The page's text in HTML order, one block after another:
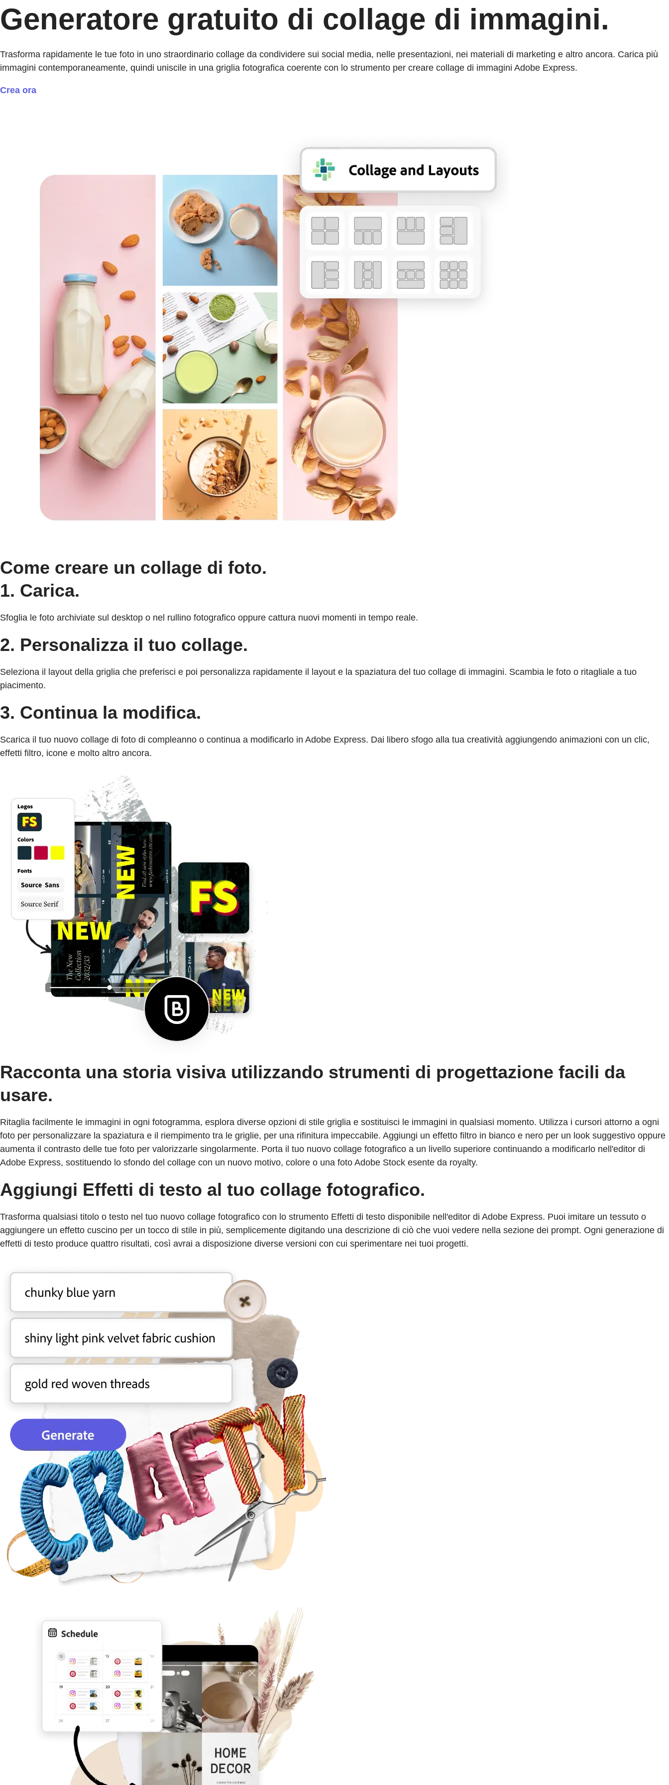
Generatore gratuito di collage di immagini.
Trasforma rapidamente le tue foto in uno straordinario collage da condividere sui social media, nelle presentazioni, nei materiali di marketing e altro ancora. Carica più
immagini contemporaneamente, quindi uniscile in una griglia fotografica coerente con lo strumento per creare collage di immagini Adobe Express.
Crea ora
Come creare un collage di foto.
1. Carica.
Sfoglia le foto archiviate sul desktop o nel rullino fotografico oppure cattura nuovi momenti in tempo reale.
2. Personalizza il tuo collage.
Seleziona il layout della griglia che preferisci e poi personalizza rapidamente il layout e la spaziatura del tuo collage di immagini. Scambia le foto o ritagliale a tuo
piacimento.
3. Continua la modifica.
Scarica il tuo nuovo collage di foto di compleanno o continua a modificarlo in Adobe Express. Dai libero sfogo alla tua creatività aggiungendo animazioni con un clic,
effetti filtro, icone e molto altro ancora.
Racconta una storia visiva utilizzando strumenti di progettazione facili da
usare.
Ritaglia facilmente le immagini in ogni fotogramma, esplora diverse opzioni di stile griglia e sostituisci le immagini in qualsiasi momento. Utilizza i cursori attorno a ogni
foto per personalizzare la spaziatura e il riempimento tra le griglie, per una rifinitura impeccabile. Aggiungi un effetto filtro in bianco e nero per un look suggestivo oppure
aumenta il contrasto delle tue foto per valorizzarle singolarmente. Porta il tuo nuovo collage fotografico a un livello superiore continuando a modificarlo nell'editor di
Adobe Express, sostituendo lo sfondo del collage con un nuovo motivo, colore o una foto Adobe Stock esente da royalty.
Aggiungi Effetti di testo al tuo collage fotografico.
Trasforma qualsiasi titolo o testo nel tuo nuovo collage fotografico con lo strumento Effetti di testo disponibile nell'editor di Adobe Express. Puoi imitare un tessuto o
aggiungere un effetto cuscino per un tocco di stile in più, semplicemente digitando una descrizione di ciò che vuoi vedere nella sezione dei prompt. Ogni generazione di
effetti di testo produce quattro risultati, così avrai a disposizione diverse versioni con cui sperimentare nei tuoi progetti.